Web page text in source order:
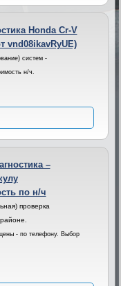
Honda Cr-V
vnd08ikavRyUE)
систем -
н/ч.
–
по н/ч
проверка
- по телефону. Выбор